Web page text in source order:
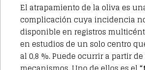
El atrapamiento de la oliva es
complicación cuya incidencia
disponible en registros
en estudios de un solo centro
al 0,8 %. Puede ocurrir a partir